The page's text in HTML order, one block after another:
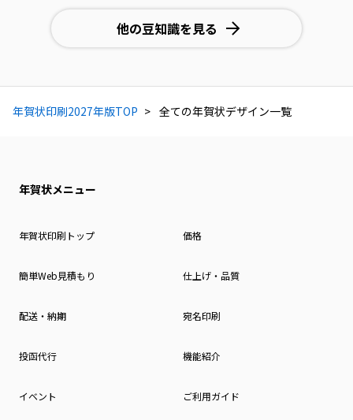
他の豆知識を見る
年賀状印刷2027年版TOP 全ての年賀状デザイン一覧
年賀状メニュー
年賀状印刷トップ 価格
簡単Web見積もり 仕上げ・品質
配送・納期 宛名印刷
投函代行 機能紹介
イベント ご利用ガイド